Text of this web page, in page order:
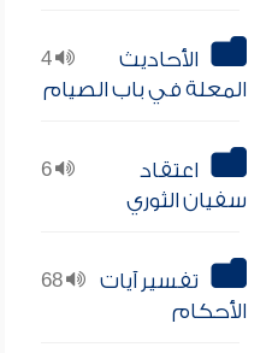
4
الأحاديث
المعلة في باب الصيام
6
اعتقاد
سفيان الثوري
68
تفسير آيات
الأحكام